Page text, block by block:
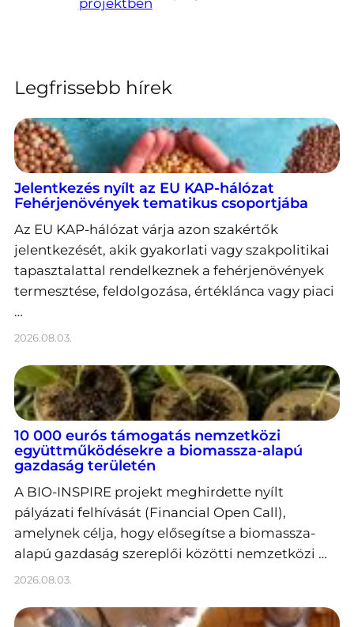
Legfrissebb hírek
Jelentkezés nyílt az EU KAP-hálózat
Fehérjenövények tematikus csoportjába
Az EU KAP-hálózat várja azon szakértők
jelentkezését, akik gyakorlati vagy szakpolitikai
tapasztalattal rendelkeznek a fehérjenövények
termesztése, feldolgozása, értéklánca vagy piaci
…
2026.08.03.
10 000 eurós támogatás nemzetközi
együttműködésekre a biomassza-alapú
gazdaság területén
A BIO-INSPIRE projekt meghirdette nyílt
pályázati felhívását (Financial Open Call),
amelynek célja, hogy elősegítse a biomassza-
alapú gazdaság szereplői közötti nemzetközi …
2026.08.03.